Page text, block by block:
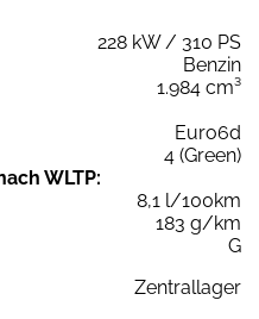
228 kW / 310 PS
Benzin
1.984 cm³
Euro6d
4 (Green)
WLTP:
8,1 l/100km
183 g/km
G
Zentrallager